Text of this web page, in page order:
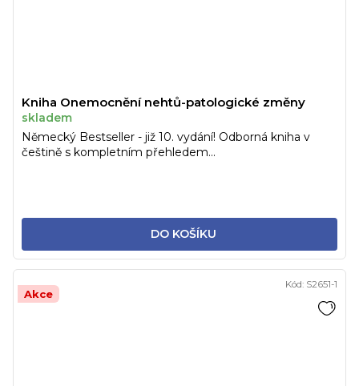
Kniha Onemocnění nehtů-patologické změny
skladem
DO KOŠÍKU
Německý Bestseller - již 10. vydání! Odborná kniha v
češtině s kompletním přehledem...
Akce
Kód: S2651-1